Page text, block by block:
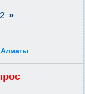
2 »
Алматы